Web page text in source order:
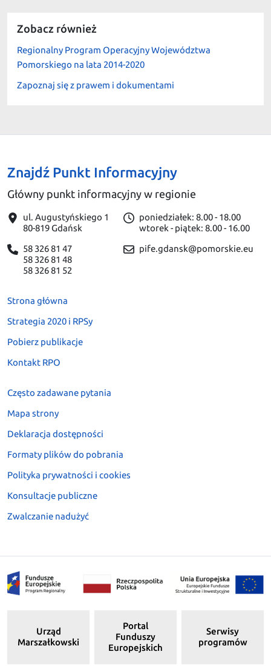
Zobacz również
Regionalny Program Operacyjny Województwa
Pomorskiego na lata 2014-2020
Zapoznaj się z prawem i dokumentami
Znajdź Punkt Informacyjny
Główny punkt informacyjny w regionie
ul. Augustyńskiego 1
80-819 Gdańsk
58 326 81 47
58 326 81 48
58 326 81 52
poniedziałek: 8.00 - 18.00
wtorek - piątek: 8.00 - 16.00
pife.gdansk@pomorskie.eu
Strona główna
Strategia 2020 i RPSy
Pobierz publikacje
Kontakt RPO
Często zadawane pytania
Mapa strony
Deklaracja dostępności
Formaty plików do pobrania
Polityka prywatności i cookies
Konsultacje publiczne
Zwalczanie nadużyć
Urząd
Marszałkowski
Portal
Funduszy
Europejskich
Serwisy
programów